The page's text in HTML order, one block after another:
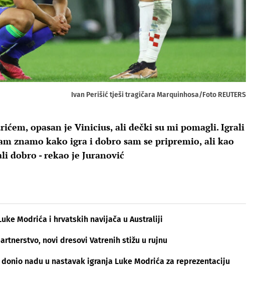
Ivan Perišić tješi tragičara Marquinhosa/Foto REUTERS
opasan je Vinicius, ali dečki su mi pomagli. Igrali
znamo kako igra i dobro sam se pripremio, ali kao
dobro - rekao je Juranović
Modrića i hrvatskih navijača u Australiji
novi dresovi Vatrenih stižu u rujnu
nadu u nastavak igranja Luke Modrića za reprezentaciju